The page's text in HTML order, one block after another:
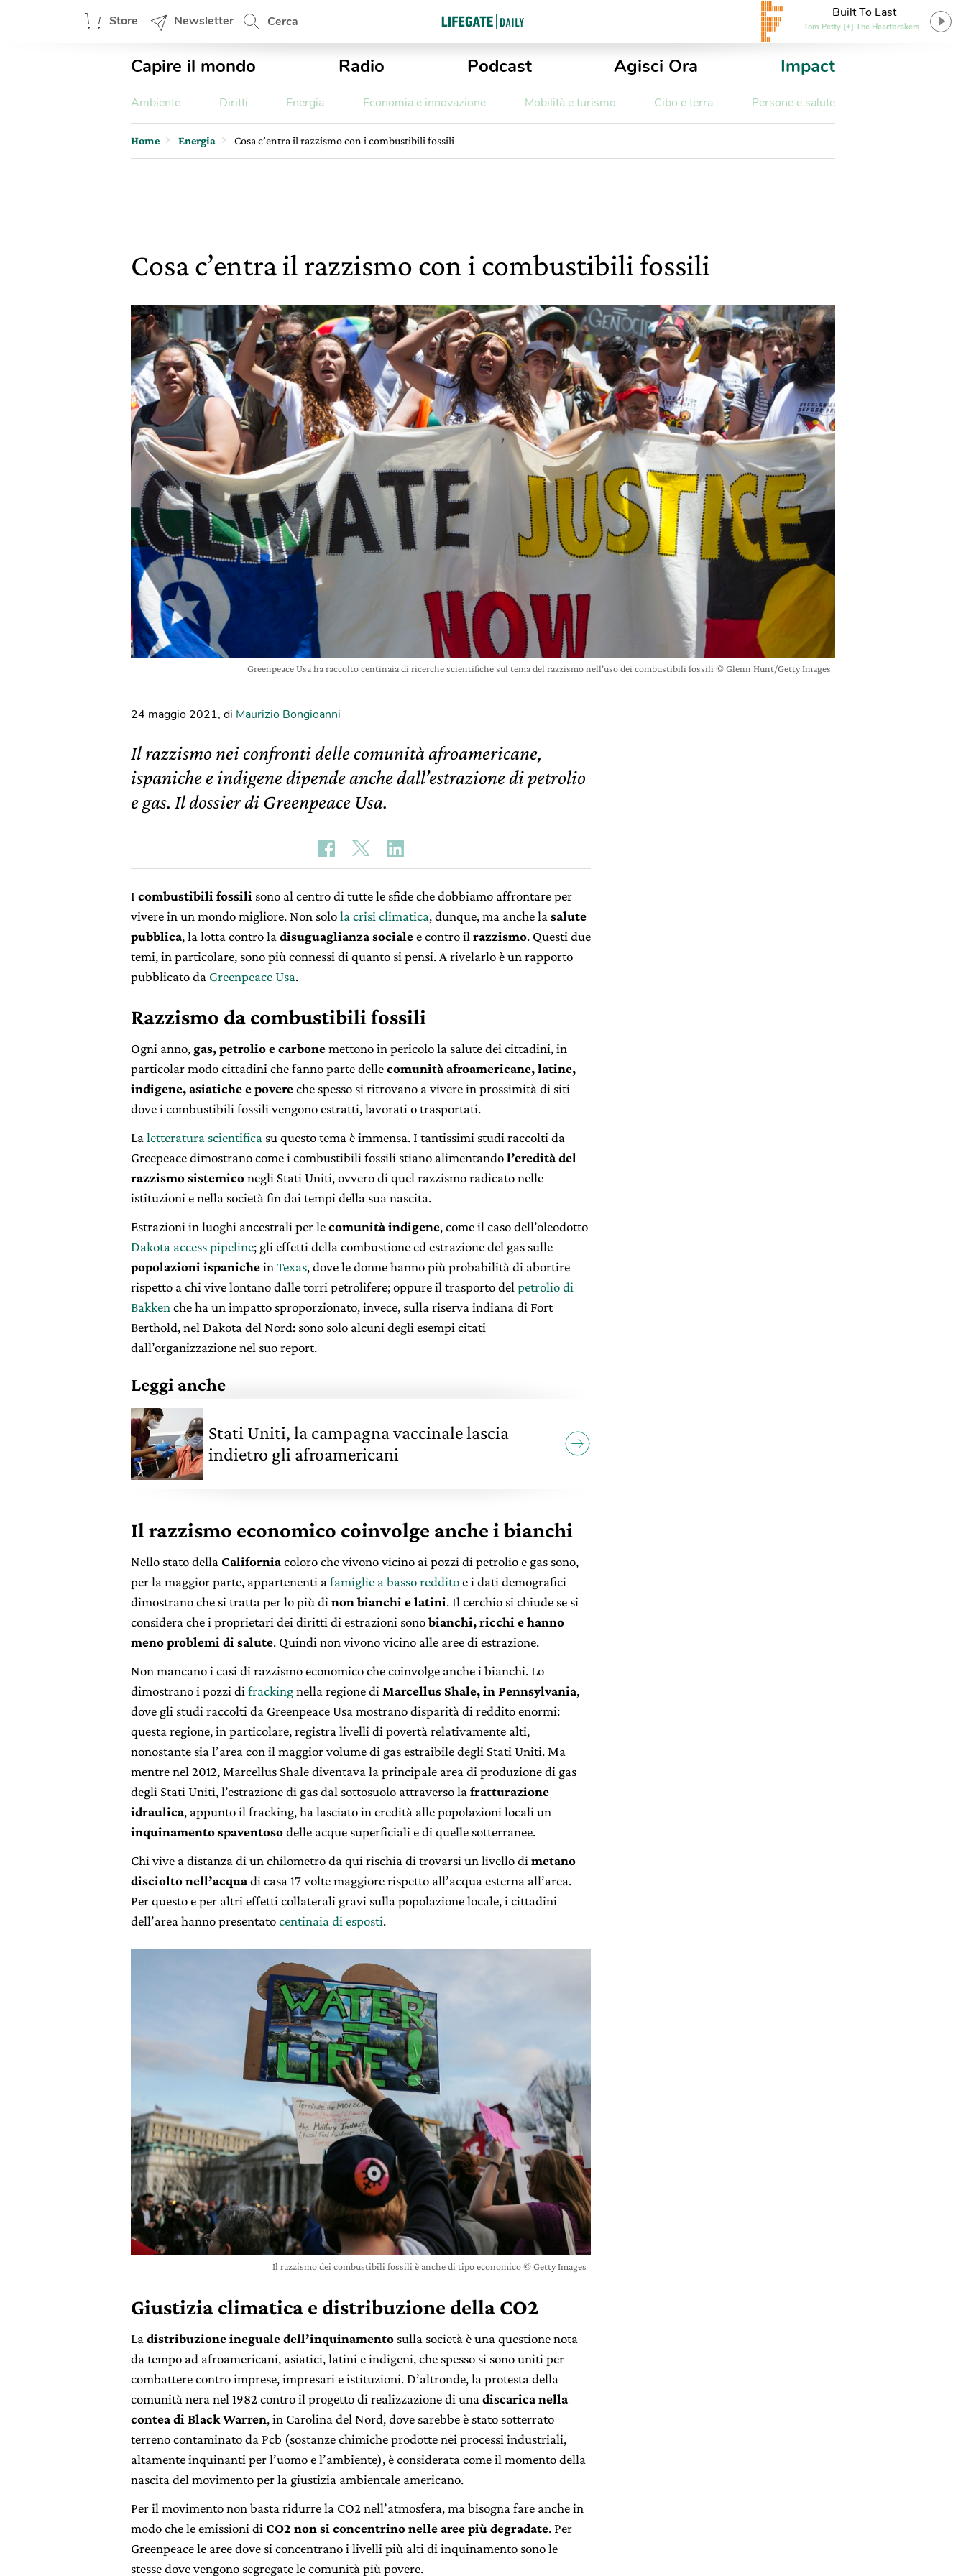
Store Newsletter Cerca
Built To Last
Tom Petty [+] The Heartbrakers
Capire il mondo Radio Podcast Agisci Ora Impact
Ambiente Diritti Energia Economia e innovazione Mobilità e turismo Cibo e terra Persone e salute
Home Energia Cosa c’entra il razzismo con i combustibili fossili
Cosa c’entra il razzismo con i combustibili fossili
Greenpeace Usa ha raccolto centinaia di ricerche scientifiche sul tema del razzismo nell'uso dei combustibili fossili © Glenn Hunt/Getty Images
24 maggio 2021, di Maurizio Bongioanni
Il razzismo nei confronti delle comunità afroamericane,
ispaniche e indigene dipende anche dall’estrazione di petrolio
e gas. Il dossier di Greenpeace Usa.
I combustibili fossili sono al centro di tutte le sfide che dobbiamo affrontare per
vivere in un mondo migliore. Non solola crisi climatica, dunque, ma anche la salute
pubblica, la lotta contro la disuguaglianza socialee contro il razzismo. Questi due
temi, in particolare, sono più connessi di quanto si pensi. A rivelarlo è un rapporto
pubblicato da Greenpeace Usa.
Razzismo da combustibili fossili
Ogni anno,gas, petrolio e carbonemettono in pericolo la salute dei cittadini, in
particolar modo cittadini che fanno parte dellecomunità afroamericane, latine,
indigene, asiatiche e povereche spesso si ritrovano a vivere in prossimità di siti
dove i combustibili fossili vengono estratti, lavorati o trasportati.
La letteratura scientifica su questo tema è immensa. I tantissimi studi raccolti da
Greepeace dimostrano come i combustibili fossili stiano alimentandol’eredità del
razzismo sistemiconegli Stati Uniti, ovvero di quel razzismo radicato nelle
istituzioni e nella società fin dai tempi della sua nascita.
Estrazioni in luoghi ancestrali per lecomunità indigene, come il caso dell’oleodotto
Dakota access pipeline; gli effetti della combustione ed estrazione del gas sulle
popolazioni ispanichein Texas, dove le donne hanno più probabilità di abortire
rispetto a chi vive lontano dalle torri petrolifere; oppure il trasporto del petrolio di
Bakken che ha un impatto sproporzionato, invece, sulla riserva indiana di Fort
Berthold, nel Dakota del Nord: sono solo alcuni degli esempi citati
dall’organizzazione nel suo report.
Leggi anche
Stati Uniti, la campagna vaccinale lascia
indietro gli afroamericani
Il razzismo economico coinvolge anche i bianchi
Nello stato della Californiacoloro che vivono vicino ai pozzi di petrolio e gas sono,
per la maggior parte, appartenenti a famiglie a basso redditoe i dati demografici
dimostrano che si tratta per lo più di non bianchi e latini. Il cerchio si chiude se si
considera che i proprietari dei diritti di estrazioni sonobianchi, ricchi e hanno
meno problemi di salute. Quindi non vivono vicino alle aree di estrazione.
Non mancano i casi di razzismo economico che coinvolge anche i bianchi. Lo
dimostrano i pozzi di frackingnella regione di Marcellus Shale, in Pennsylvania,
dove gli studi raccolti da Greenpeace Usa mostrano disparità di reddito enormi:
questa regione, in particolare, registra livelli di povertà relativamente alti,
nonostante sia l’area con il maggior volume di gas estraibile degli Stati Uniti. Ma
mentre nel 2012, Marcellus Shale diventava la principale area di produzione di gas
degli Stati Uniti, l’estrazione di gas dal sottosuolo attraverso la fratturazione
idraulica, appunto il fracking, ha lasciato in eredità alle popolazioni locali un
inquinamento spaventosodelle acque superficiali e di quelle sotterranee.
Chi vive a distanza di un chilometro da qui rischia di trovarsi un livello di metano
disciolto nell’acquadi casa 17 volte maggiore rispetto all’acqua esterna all’area.
Per questo e per altri effetti collaterali gravi sulla popolazione locale, i cittadini
dell’area hanno presentatocentinaia di esposti.
Il razzismo dei combustibili fossili è anche di tipo economico © Getty Images
Giustizia climatica e distribuzione della CO2
La distribuzione ineguale dell’inquinamento sulla società è una questione nota
da tempo ad afroamericani, asiatici, latini e indigeni, che spesso si sono uniti per
combattere contro imprese, impresari e istituzioni. D’altronde, la protesta della
comunità nera nel 1982 contro il progetto di realizzazione di una discarica nella
contea di Black Warren, in Carolina del Nord, dove sarebbe è stato sotterrato
terreno contaminato da Pcb (sostanze chimiche prodotte nei processi industriali,
altamente inquinanti per l’uomo e l’ambiente), è considerata come il momento della
nascita del movimento per la giustizia ambientale americano.
Per il movimento non basta ridurre la CO2 nell’atmosfera, ma bisogna fare anche in
modo che le emissioni di CO2 non si concentrino nelle aree più degradate. Per
Greenpeace le aree dove si concentrano i livelli più alti di inquinamento sono le
stesse dove vengono segregate le comunità più povere.